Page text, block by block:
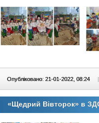
Опубліковано: 21-01-2022, 08:24 |
«Щедрий Вівторок» в